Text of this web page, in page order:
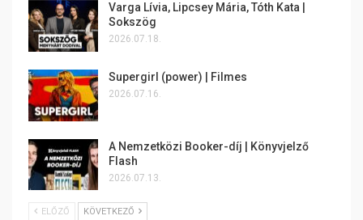
Varga Lívia, Lipcsey Mária, Tóth Kata |
Sokszög
2026.07.18.
Supergirl (power) | Filmes
2026.07.16.
A Nemzetközi Booker-díj | Könyvjelző
Flash
2026.07.13.
ELŐZŐ KÖVETKEZŐ